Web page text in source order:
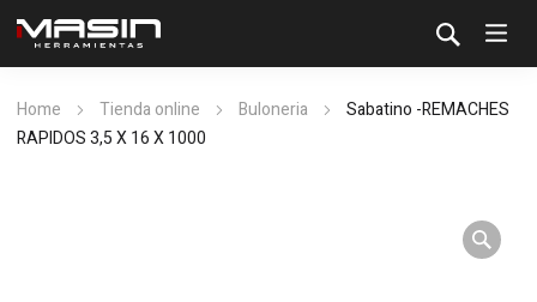
Home Tienda online Buloneria
Sabatino -REMACHES
RAPIDOS 3,5 X 16 X 1000